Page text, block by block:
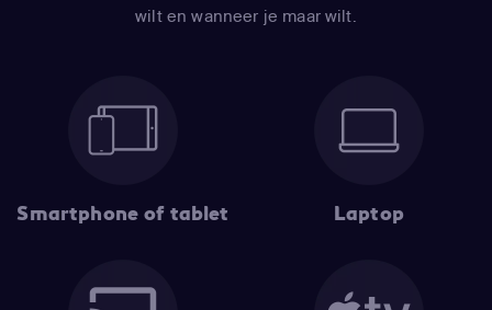
wilt en wanneer je maar wilt.
Smartphone of tablet Laptop